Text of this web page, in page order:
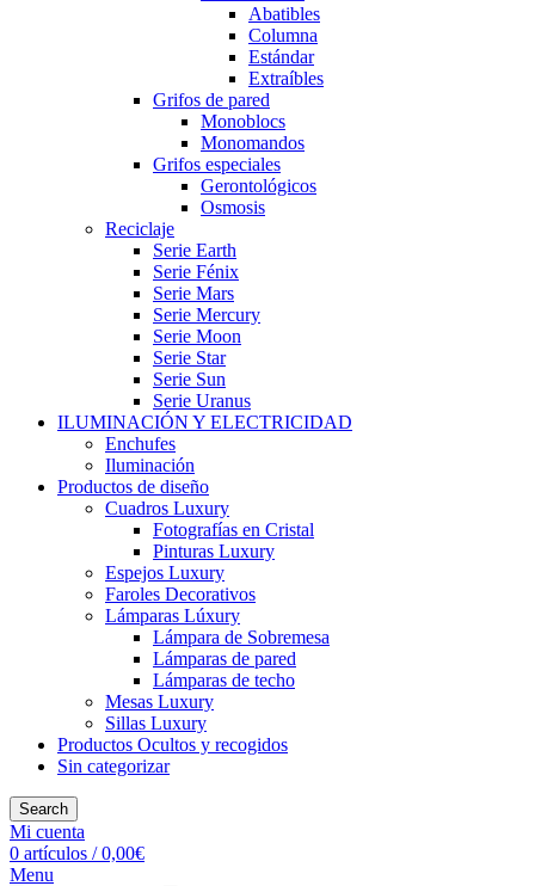
Abatibles
Columna
Estándar
Extraíbles
Grifos de pared
Monoblocs
Monomandos
Grifos especiales
Gerontológicos
Osmosis
Reciclaje
Serie Earth
Serie Fénix
Serie Mars
Serie Mercury
Serie Moon
Serie Star
Serie Sun
Serie Uranus
ILUMINACIÓN Y ELECTRICIDAD
Enchufes
Iluminación
Productos de diseño
Cuadros Luxury
Fotografías en Cristal
Pinturas Luxury
Espejos Luxury
Faroles Decorativos
Lámparas Lúxury
Lámpara de Sobremesa
Lámparas de pared
Lámparas de techo
Mesas Luxury
Sillas Luxury
Productos Ocultos y recogidos
Sin categorizar
Search
Mi cuenta
0 artículos / 0,00€
Menu